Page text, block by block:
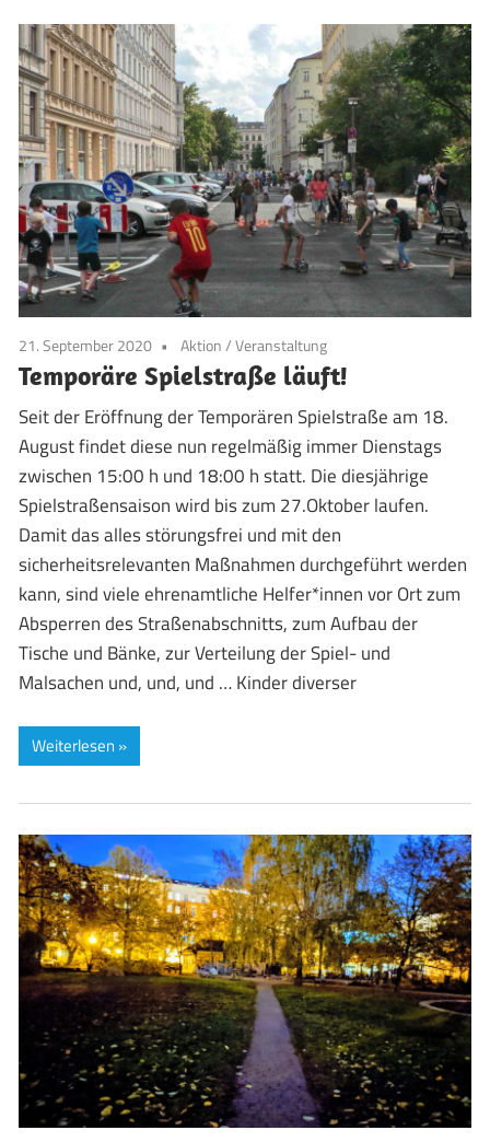
21. September 2020 Aktion/Veranstaltung
Temporäre Spielstraße läuft!
Seit der Eröffnung der Temporären Spielstraße am 18.
August findet diese nun regelmäßig immer Dienstags
zwischen 15:00 h und 18:00 h statt. Die diesjährige
Spielstraßensaison wird bis zum 27.Oktober laufen.
Damit das alles störungsfrei und mit den
sicherheitsrelevanten Maßnahmen durchgeführt werden
kann, sind viele ehrenamtliche Helfer*innen vor Ort zum
Absperren des Straßenabschnitts, zum Aufbau der
Tische und Bänke, zur Verteilung der Spiel- und
Malsachen und, und, und … Kinder diverser
Weiterlesen